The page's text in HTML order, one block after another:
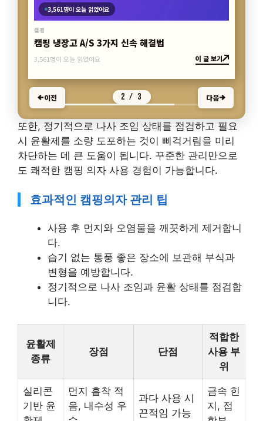
캠핑
3,561명이 오늘 읽었어요
이전 2 / 3 다음
또한, 정기적으로 나사 조임 상태를 점검하고 필요
시 윤활제를 소량 도포하는 것이 삐걱거림을 미리
차단하는 데 큰 도움이 됩니다. 꾸준한 관리만으로
도 쾌적한 캠핑 의자 사용 경험이 가능합니다.
효과적인 캠핑의자 관리 팁
다.
습기 없는 통풍 좋은 장소에 보관해 부식과
변형을 예방합니다.
정기적으로 나사 조임과 윤활 상태를 점검합
니다.
종류
적합한
사용 부
위
실리콘
기반 윤
활제
먼지 흡착 적
음, 내수성 우
수
끈적임 가능
금속 힌
지, 접
합부